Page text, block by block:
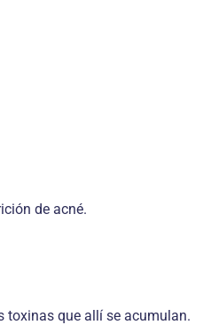
de acné.
toxinas que allí se acumulan.